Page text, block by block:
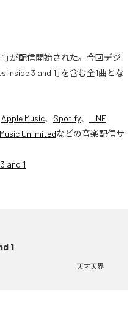
」が配信開始された。今回デジ
3 and 1」を含む全1曲とな
Apple Music、 Spotify、 LINE
Unlimitedなどの音楽配信サ
and 1
1
天才天界